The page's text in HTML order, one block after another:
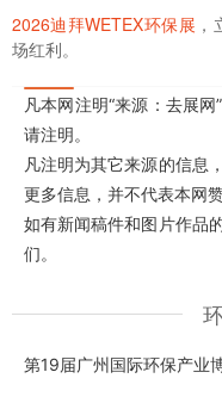
2026迪拜WETEX环保展
场红利。
凡本网注明“来源：去展
请注明。
凡注明为其它来源的信息
更多信息，并不代表本网
如有新闻稿件和图片作品
们。
第19届广州国际环保产业